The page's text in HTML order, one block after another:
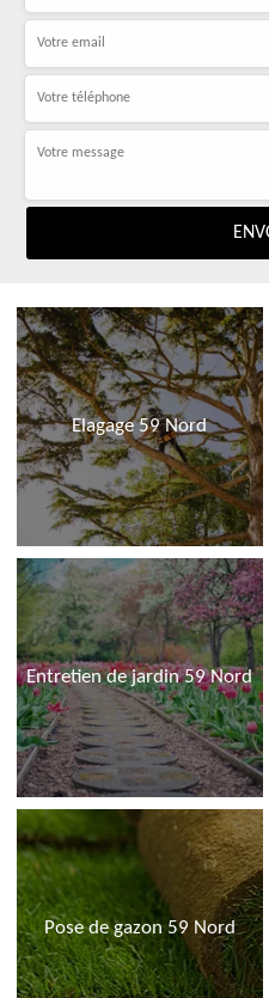
Elagage 59 Nord
Entretien de jardin 59 Nord
Pose de gazon 59 Nord